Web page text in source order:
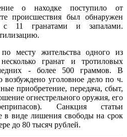
о находке поступило от
происшествия был обнаружен
с 11 гранатами и запалами.
месту жительства одного из
гранат и тротиловых
- более 500 граммов. В
возбуждено уголовное дело по ч.
приобретение, передача, сбыт,
огнестрельного оружия, его
Санкция статьи
в виде лишения свободы на срок
до 80 тысяч рублей.